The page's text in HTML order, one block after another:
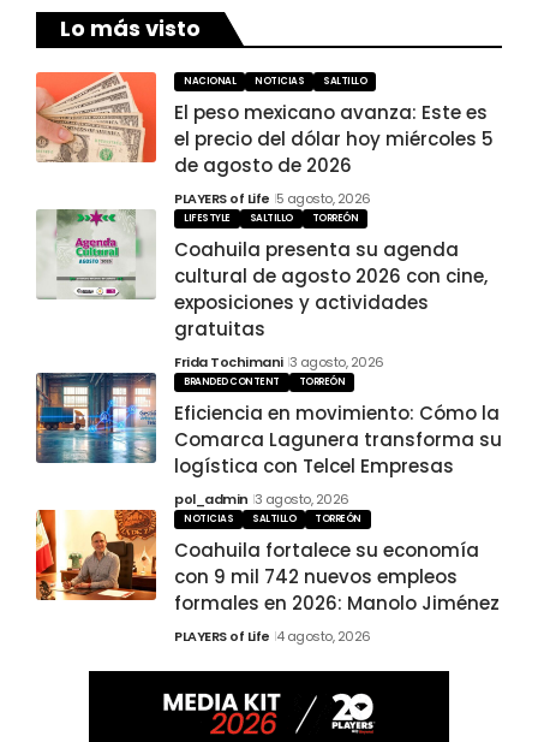
Lo más visto
NACIONAL NOTICIAS SALTILLO
El peso mexicano avanza: Este es
el precio del dólar hoy miércoles 5
de agosto de 2026
PLAYERS of Life 5 agosto, 2026
LIFESTYLE SALTILLO TORREÓN
Coahuila presenta su agenda
cultural de agosto 2026 con cine,
exposiciones y actividades
gratuitas
Frida Tochimani 3 agosto, 2026
BRANDED CONTENT TORREÓN
Eficiencia en movimiento: Cómo la
Comarca Lagunera transforma su
logística con Telcel Empresas
pol_admin 3 agosto, 2026
NOTICIAS SALTILLO TORREÓN
Coahuila fortalece su economía
con 9 mil 742 nuevos empleos
formales en 2026: Manolo Jiménez
PLAYERS of Life 4 agosto, 2026